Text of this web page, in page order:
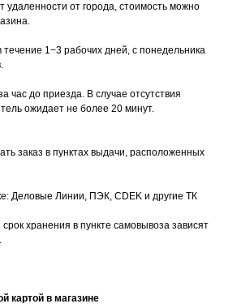
удаленности от города, стоимость можно
течение 1−3 рабочих дней, с понедельника
час до приезда. В случае отсутствия
ожидает не более 20 минут.
заказ в пунктах выдачи, расположенных
Деловые Линии, ПЭК, CDEK и другие ТК
хранения в пункте самовывоза зависят
картой в магазине